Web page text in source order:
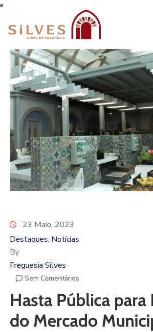
Junta
de
Freguesia
Assembleia
de
Freguesia
Projetos
23 Maio, 2023
Destaques‚ Notícias
By
Freguesia Silves
Sem Comentários
Hasta Pública para
do Mercado